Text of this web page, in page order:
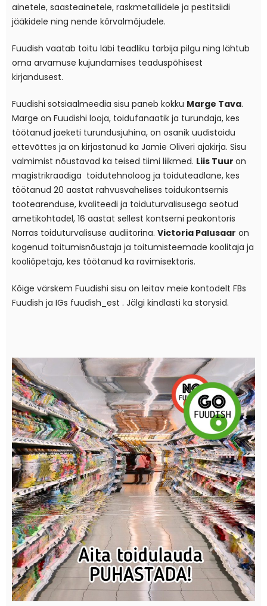
ainetele, saasteainetele, raskmetallidele ja pestitsiidi
jääkidele ning nende kõrvalmõjudele.
Fuudish vaatab toitu läbi teadliku tarbija pilgu ning lähtub
oma arvamuse kujundamises teaduspõhisest
kirjandusest.
Fuudishi sotsiaalmeedia sisu paneb kokku Marge Tava.
Marge on Fuudishi looja, toidufanaatik ja turundaja, kes
töötanud jaeketi turundusjuhina, on osanik uudistoidu
ettevõttes ja on kirjastanud ka Jamie Oliveri ajakirja. Sisu
valmimist nõustavad ka teised tiimi liikmed. Liis Tuur on
magistrikraadiga toidutehnoloog ja toiduteadlane, kes
töötanud 20 aastat rahvusvahelises toidukontsernis
tootearenduse, kvaliteedi ja toiduturvalisusega seotud
ametikohtadel, 16 aastat sellest kontserni peakontoris
Norras toiduturvalisuse audiitorina. Victoria Palusaar on
kogenud toitumisnõustaja ja toitumisteemade koolitaja ja
kooliõpetaja, kes töötanud ka ravimisektoris.
Kõige värskem Fuudishi sisu on leitav meie kontodelt FBs
Fuudish ja IGs fuudish_est . Jälgi kindlasti ka storysid.